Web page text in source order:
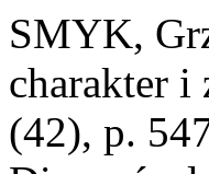
SMYK,
charakter i
(42), p.